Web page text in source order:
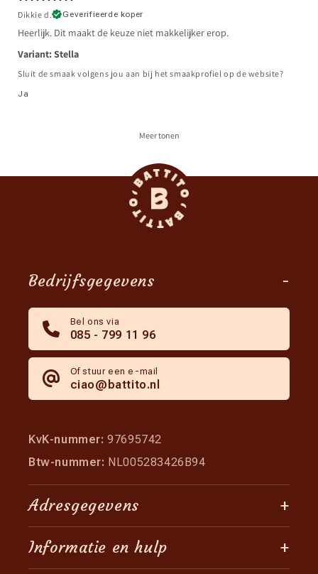
Dikkie d. Geverifieerde koper
Heerlijk. Dit maakt de keuze niet makkelijker erop.
Variant: Stella
Sluit de smaak volgens jou aan bij het smaakprofiel op de website?
Ja
Meer tonen
Bedrijfsgegevens -
Bel ons via
085 - 799 11 96
Of stuur een e-mail
ciao@battito.nl
KvK-nummer:97695742
Btw-nummer: NL005283426B94
Adresgegevens +
Informatie en hulp +